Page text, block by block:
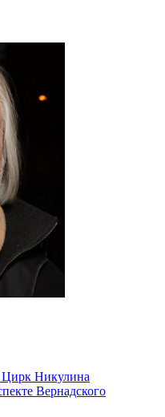
Никулина
Вернадского